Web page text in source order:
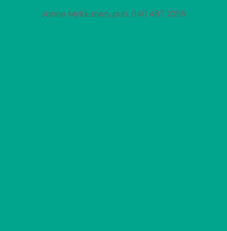
Janne Mykkänen, puh. 040 487 2355